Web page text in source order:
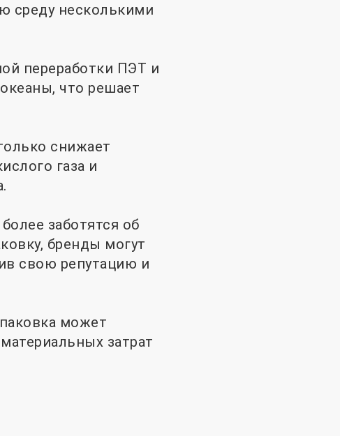
среду несколькими
переработки ПЭТ и
что решает
снижает
газа и
заботятся об
бренды могут
свою репутацию и
может
затрат